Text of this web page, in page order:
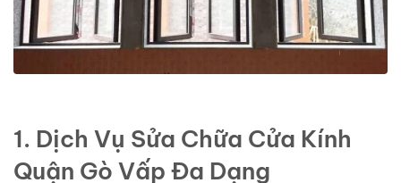
1. Dịch Vụ Sửa Chữa Cửa Kính
Quận Gò Vấp Đa Dạng